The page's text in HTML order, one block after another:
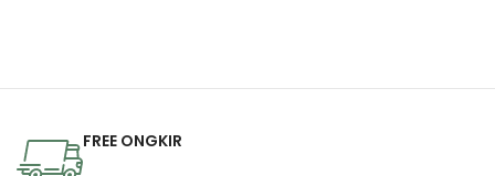
FREE ONGKIR